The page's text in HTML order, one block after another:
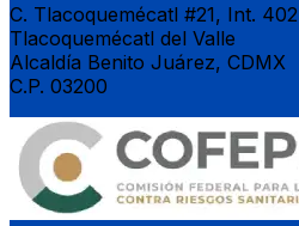
C. Tlacoquemécatl #21, Int. 402
Tlacoquemécatl del Valle
Alcaldía Benito Juárez, CDMX
C.P. 03200